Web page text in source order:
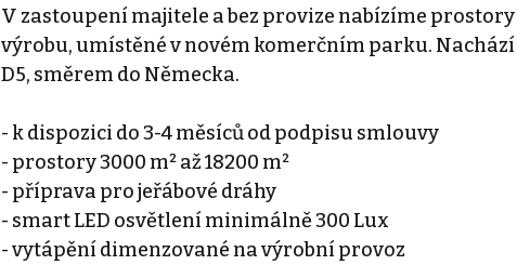
V zastoupení majitele a bez provize nabízíme
výrobu, umístěné v novém komerčním parku. Nachází
D5, směrem do Německa.
- k dispozici do 3-4 měsíců od podpisu smlouvy
- prostory 3000 m² až 18200 m²
- příprava pro jeřábové dráhy
- smart LED osvětlení minimálně 300 Lux
- vytápění dimenzované na výrobní provoz